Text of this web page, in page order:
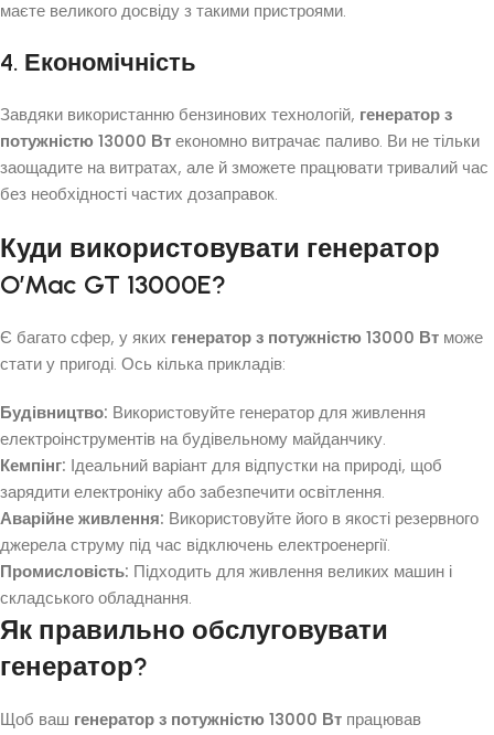
маєте великого досвіду з такими пристроями.
4. Економічність
Завдяки використанню бензинових технологій, генератор з
потужністю 13000 Вт економно витрачає паливо. Ви не тільки
заощадите на витратах, але й зможете працювати тривалий час
без необхідності частих дозаправок.
Куди використовувати генератор
O’Mac GT 13000E?
Є багато сфер, у яких генератор з потужністю 13000 Вт може
стати у пригоді. Ось кілька прикладів:
Будівництво: Використовуйте генератор для живлення
електроінструментів на будівельному майданчику.
Кемпінг: Ідеальний варіант для відпустки на природі, щоб
зарядити електроніку або забезпечити освітлення.
Аварійне живлення: Використовуйте його в якості резервного
джерела струму під час відключень електроенергії.
Промисловість: Підходить для живлення великих машин і
складського обладнання.
Як правильно обслуговувати
генератор?
Щоб ваш генератор з потужністю 13000 Вт працював